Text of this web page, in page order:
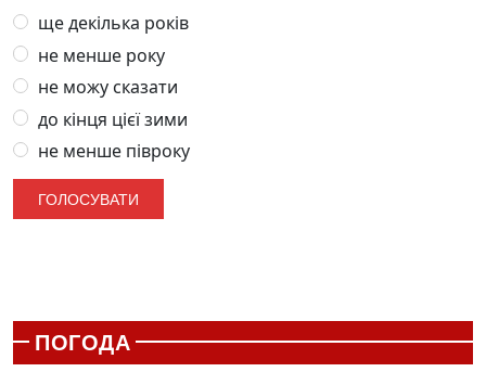
ще декілька років
не менше року
не можу сказати
до кінця цієї зими
не менше півроку
ПОГОДА